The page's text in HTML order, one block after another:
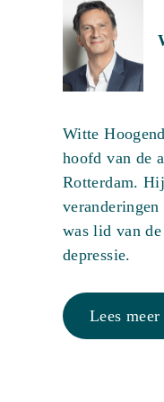
Witte
hoofd van de
Rotterdam.
was lid van
depressie.
Lees meer